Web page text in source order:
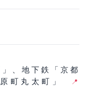
、地下鉄「京都
町丸太町」
📍